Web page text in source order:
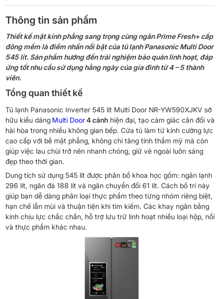
Thông tin sản phẩm
Thiết kế mặt kính phẳng sang trọng cùng ngăn Prime Fresh+ cấp
đông mềm là điểm nhấn nổi bật của tủ lạnh Panasonic Multi Door
545 lít. Sản phẩm hướng đến trải nghiệm bảo quản linh hoạt, đáp
ứng tốt nhu cầu sử dụng hằng ngày của gia đình từ 4 – 5 thành
viên.
Tổng quan thiết kế
Tủ lạnh Panasonic Inverter 545 lít Multi Door NR-YW590XJKV sở
hữu kiểu dáng Multi Door4 cánhhiện đại, tạo cảm giác cân đối và
hài hòa trong nhiều không gian bếp. Cửa tủ làm từ kính cường lực
cao cấp với bề mặt phẳng, không chỉ tăng tính thẩm mỹ mà còn
giúp việc lau chùi trở nên nhanh chóng, giữ vẻ ngoài luôn sáng
đẹp theo thời gian.
Dung tích sử dụng 545 lít được phân bổ khoa học gồm: ngăn lạnh
296 lít, ngăn đá 188 lít và ngăn chuyển đổi 61 lít. Cách bố trí này
giúp bạn dễ dàng phân loại thực phẩm theo từng nhóm riêng biệt,
hạn chế lẫn mùi và thuận tiện khi tìm kiếm. Các khay ngăn bằng
kính chịu lực chắc chắn, hỗ trợ lưu trữ linh hoạt nhiều loại hộp, nồi
và thực phẩm khác nhau.